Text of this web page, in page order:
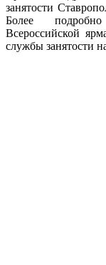
занятости
Более
Всероссийской
службы занятости